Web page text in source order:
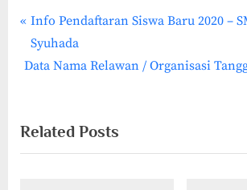
Post
navigation
P
r
e
o
u
Info Pendaftaran Siswa Baru 2020 –
Syuhada
N
t
P
Data Nama Relawan / Organisasi
Related Posts